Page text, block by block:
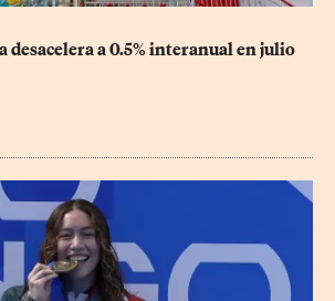
desacelera a 0.5% interanual en julio